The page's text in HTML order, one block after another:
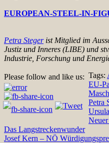
EUROPEAN-STEEL-IN-
Petra Steger ist Mitglied im
Justiz und Inneres (LIBE) und
Industrie, Forschung und
Please follow and like us: Tags:
EU-
Petra
Beitragsnavigation
Das Langstreckenwunder
Josef Kern – NÖ